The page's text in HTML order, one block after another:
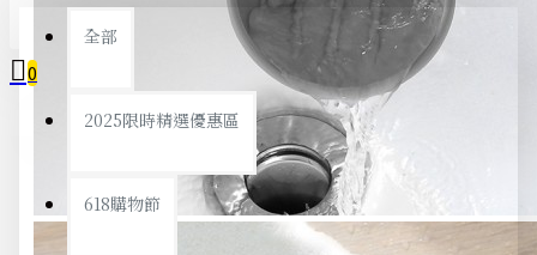
全部
2025限時精選優惠區
618購物節
0
您的購物車內沒有商品！